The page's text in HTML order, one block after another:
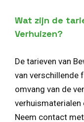
Wat zijn de
Verhuizen?
De tarieven van
van verschillende
omvang van de
verhuismaterialen
Neem contact